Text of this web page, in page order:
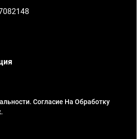
Согласие На Обработку